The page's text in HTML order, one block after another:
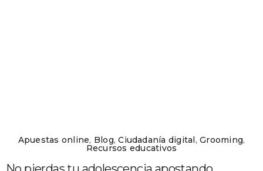
Apuestas online, Blog,Ciudadanía digital,Grooming,
Recursos educativos